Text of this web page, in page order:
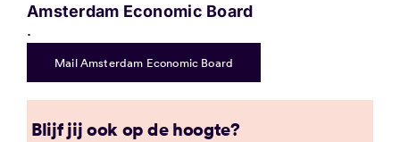
Amsterdam Economic Board
.
Mail Amsterdam Economic Board
Blijf jij ook op de hoogte?